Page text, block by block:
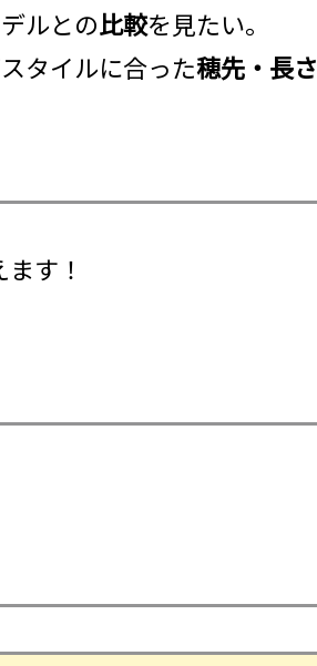
ルとの比較を見たい。
タイルに合った穂先・長さ
す！